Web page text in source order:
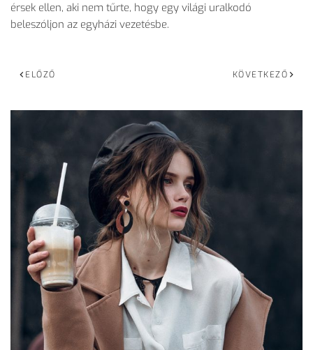
érsek ellen, aki nem tűrte, hogy egy világi uralkodó
beleszóljon az egyházi vezetésbe.
ELŐZŐ KÖVETKEZŐ